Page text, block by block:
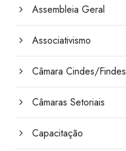
Assembleia Geral
Associativismo
Câmara Cindes/Findes
Câmaras Setoriais
Capacitação